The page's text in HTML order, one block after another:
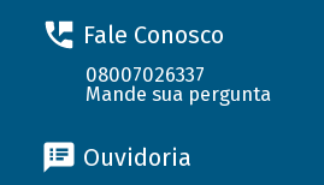
Fale Conosco
08007026337
Mande sua pergunta
Ouvidoria